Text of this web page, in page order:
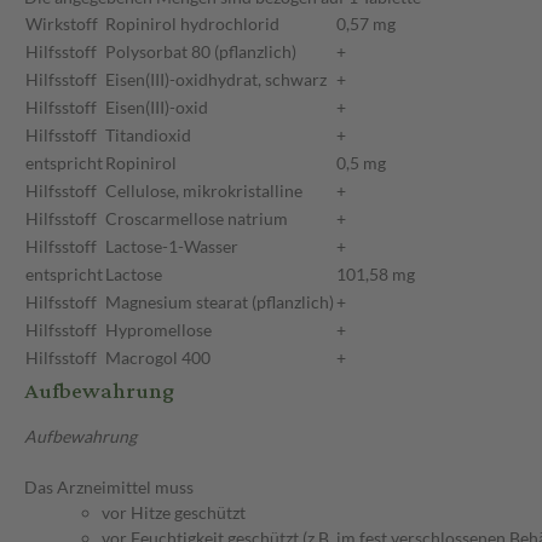
Wirkstoff Ropinirol hydrochlorid
0,57 mg
Hilfsstoff Polysorbat 80 (pflanzlich)
+
Hilfsstoff Eisen(III)-oxidhydrat, schwarz +
Hilfsstoff Eisen(III)-oxid
+
Hilfsstoff Titandioxid
+
entsprichtRopinirol
0,5 mg
Hilfsstoff Cellulose, mikrokristalline
+
Hilfsstoff Croscarmellose natrium
+
Hilfsstoff Lactose-1-Wasser
+
entsprichtLactose
101,58 mg
Hilfsstoff Magnesium stearat (pflanzlich) +
Hilfsstoff Hypromellose
+
Hilfsstoff Macrogol 400 +
Aufbewahrung
Aufbewahrung
Das Arzneimittel muss
vor Hitze geschützt
vor Feuchtigkeit geschützt (z.B. im fest verschlossenen